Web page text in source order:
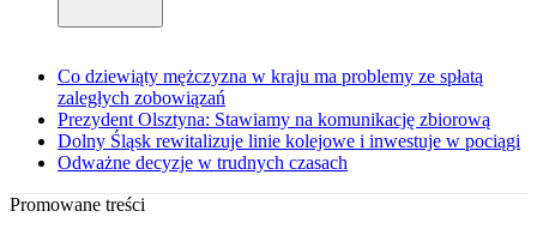
Co dziewiąty mężczyzna w kraju ma problemy ze spłatą
zaległych zobowiązań
Prezydent Olsztyna: Stawiamy na komunikację zbiorową
Dolny Śląsk rewitalizuje linie kolejowe i inwestuje w pociągi
Odważne decyzje w trudnych czasach
Promowane treści